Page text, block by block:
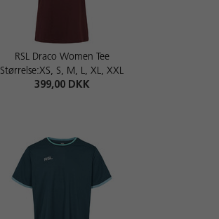
RSL Draco Women Tee
Størrelse:XS, S, M, L, XL, XXL
399,00 DKK